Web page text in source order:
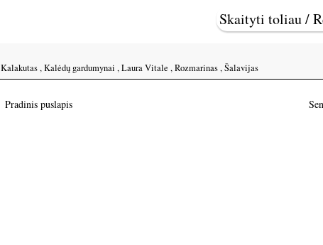
Skaityti toliau /
Kalakutas,Kalėdų gardumynai ,Laura Vitale ,Rozmarinas,Šalavijas
Pradinis puslapis